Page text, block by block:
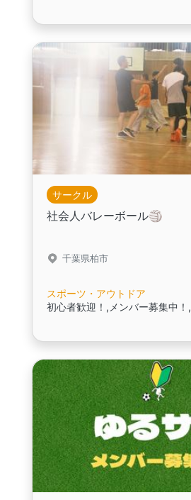
サークル
社会人バレーボール🏐
千葉県柏市
スポーツ・アウトドア
初心者歓迎！,メンバー募集中！,